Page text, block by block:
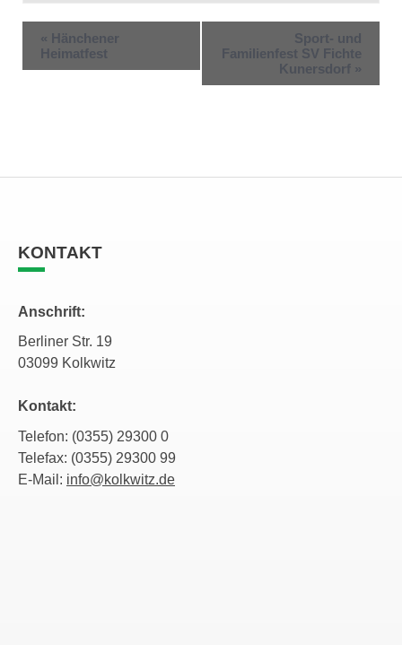
« Hänchener
Heimatfest
Sport- und
Familienfest SV Fichte
Kunersdorf »
KONTAKT
Anschrift:
Berliner Str. 19
03099 Kolkwitz
Kontakt:
Telefon: (0355) 29300 0
Telefax: (0355) 29300 99
E-Mail: info@kolkwitz.de